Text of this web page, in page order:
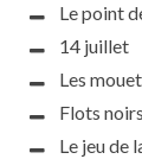
Le point
14 juillet
Les
Flots noirs
Le jeu de